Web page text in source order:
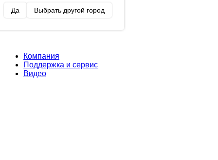
Да Выбрать другой город
Компания
Поддержка и сервис
Видео